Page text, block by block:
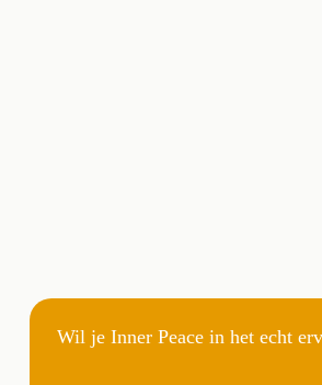
Wil je Inner Peace in het echt